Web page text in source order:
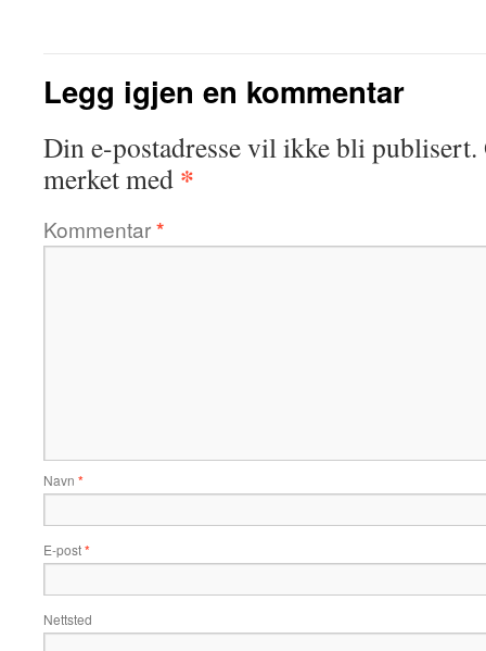
Legg igjen en kommentar
Din e-postadresse vil ikke bli publisert.
merket med *
Kommentar*
Navn *
E-post*
Nettsted